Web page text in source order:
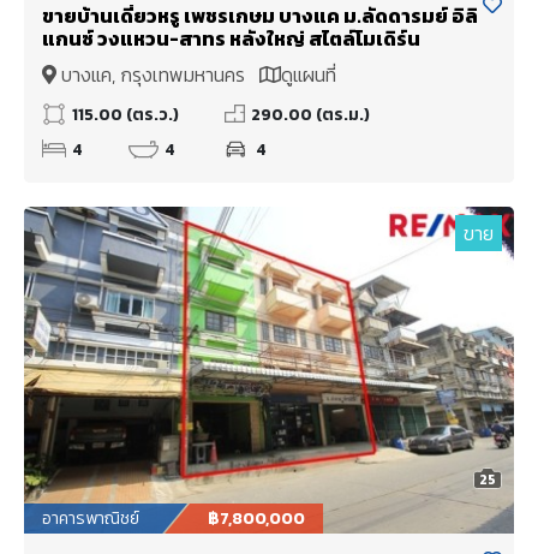
ขายบ้านเดี่ยวหรู เพชรเกษม บางแค ม.ลัดดารมย์ อิลิ
แกนซ์ วงแหวน-สาทร หลังใหญ่ สไตล์โมเดิร์น
บางแค, กรุงเทพมหานคร
ดูแผนที่
115.00 (ตร.ว.)
290.00 (ตร.ม.)
4
4 4
25
ขาย
อาคารพาณิชย์ ฿7,800,000